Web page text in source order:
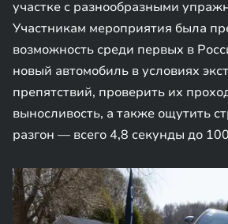
участке с разнообразными
Участникам мероприятия была
возможность среди первых в
новый автомобиль в условиях
препятствий, проверить их
выносливость, а также ощутить
разгон — всего 4,8 секунды до